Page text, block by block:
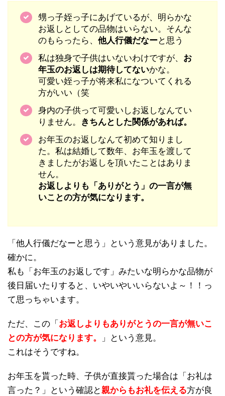
甥っ子姪っ子にあげているが、明らかな
お返しとしての品物はいらない。そんな
のもらったら、 他人行儀だなーと思う
私は独身で子供はいないわけですが、 お
年玉のお返しは期待してないかな。
可愛い姪っ子が将来私になついてくれる
方がいい（笑
身内の子供って可愛いしお返しなんてい
りません。
きちんとした関係があれば。
お年玉のお返しなんて初めて知りまし
た。私は結婚して数年、お年玉を渡して
きましたがお返しを頂いたことはありま
せん。
お返しよりも「ありがとう」の一言が無
いことの方が気になります。
「他人行儀だなーと思う」という意見がありました。
確かに。
私も「お年玉のお返しです」みたいな明らかな品物が
後日届いたりすると、いやいやいいらないよ～！！っ
て思っちゃいます。
ただ、この「 お返しよりもありがとうの一言が無いこ
との方が気になります。
」という意見。
これはそうですね。
お年玉を貰った時、子供が直接貰った場合は「お礼は
言った？」という確認と親からもお礼を伝える方が良